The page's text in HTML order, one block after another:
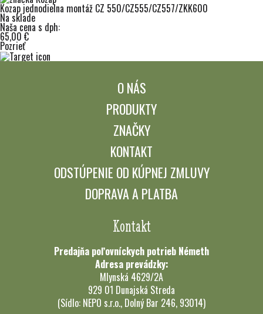
Kozap jednodielna montáž CZ 550/CZ555/CZ557/ZKK600
Na sklade
Naša cena s dph:
65,00 €
Pozrieť
O NÁS
PRODUKTY
ZNAČKY
KONTAKT
ODSTÚPENIE OD KÚPNEJ ZMLUVY
DOPRAVA A PLATBA
Kontakt
Predajňa poľovníckych potrieb Németh
Adresa prevádzky:
Mlynská 4629/2A
929 01 Dunajská Streda
(Sídlo: NEPO s.r.o., Dolný Bar 246, 93014)